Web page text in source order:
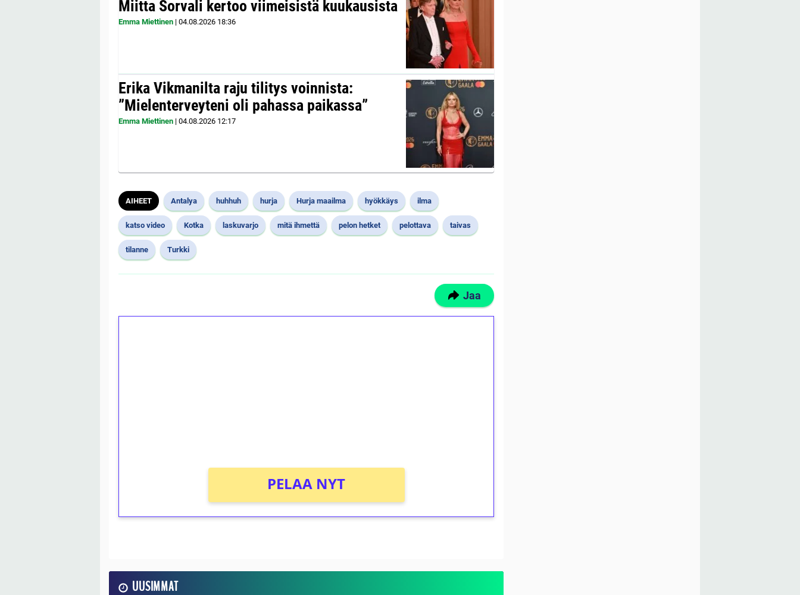
Miitta Sorvali kertoo viimeisistä kuukausista
Emma Miettinen | 04.08.2026 18:36
Erika Vikmanilta raju tilitys voinnista:
”Mielenterveyteni oli pahassa paikassa”
Emma Miettinen | 04.08.2026 12:17
AIHEET Antalya huhhuh hurja Hurja maailma hyökkäys ilma
katso video Kotka laskuvarjo mitä ihmettä pelon hetket pelottava taivas
tilanne Turkki
Jaa
PELAA NYT
UUSIMMAT